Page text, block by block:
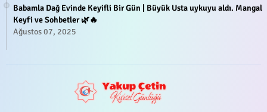
Babamla Dağ Evinde Keyifli Bir Gün | Büyük Usta uykuyu aldı. Mangal
Keyfi ve Sohbetler 🌿🔥
Ağustos 07, 2025